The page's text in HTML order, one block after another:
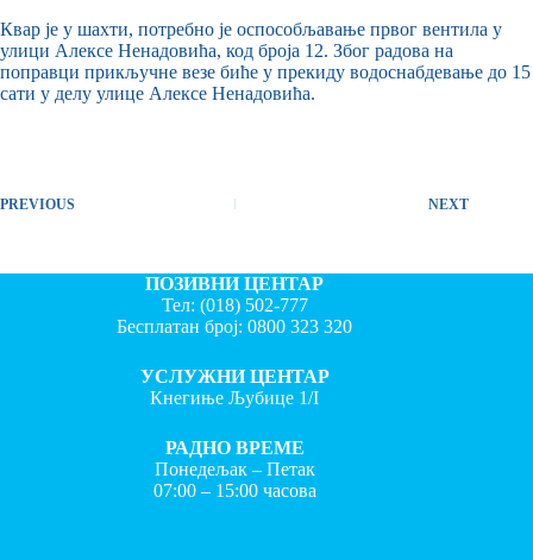
Квар је у шахти, потребно је оспособљавање првог вентила у
улици Алексе Ненадовића, код броја 12. Због радова на
поправци прикључне везе биће у прекиду водоснабдевањe до 15
сати у делу улице Алексе Ненадовића.
PREVIOUS NEXT
ПОЗИВНИ ЦЕНТАР
Тел: (018) 502-777
Бесплатан број:0800 323 320
УСЛУЖНИ ЦЕНТАР
Кнегиње Љубице 1/I
РАДНО ВРЕМЕ
Понедељак – Петак
07:00 – 15:00 часова